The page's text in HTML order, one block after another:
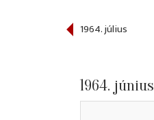
1964. július
1964. június